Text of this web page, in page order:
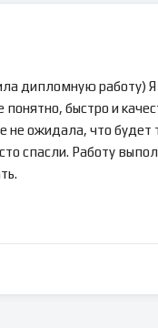
дипломную работу)
быстро и
не ожидала, что будет
спасли. Работу